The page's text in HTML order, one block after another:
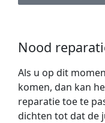
Nood
Als u op dit
komen, dan kan
reparatie toe te
dichten tot dat de